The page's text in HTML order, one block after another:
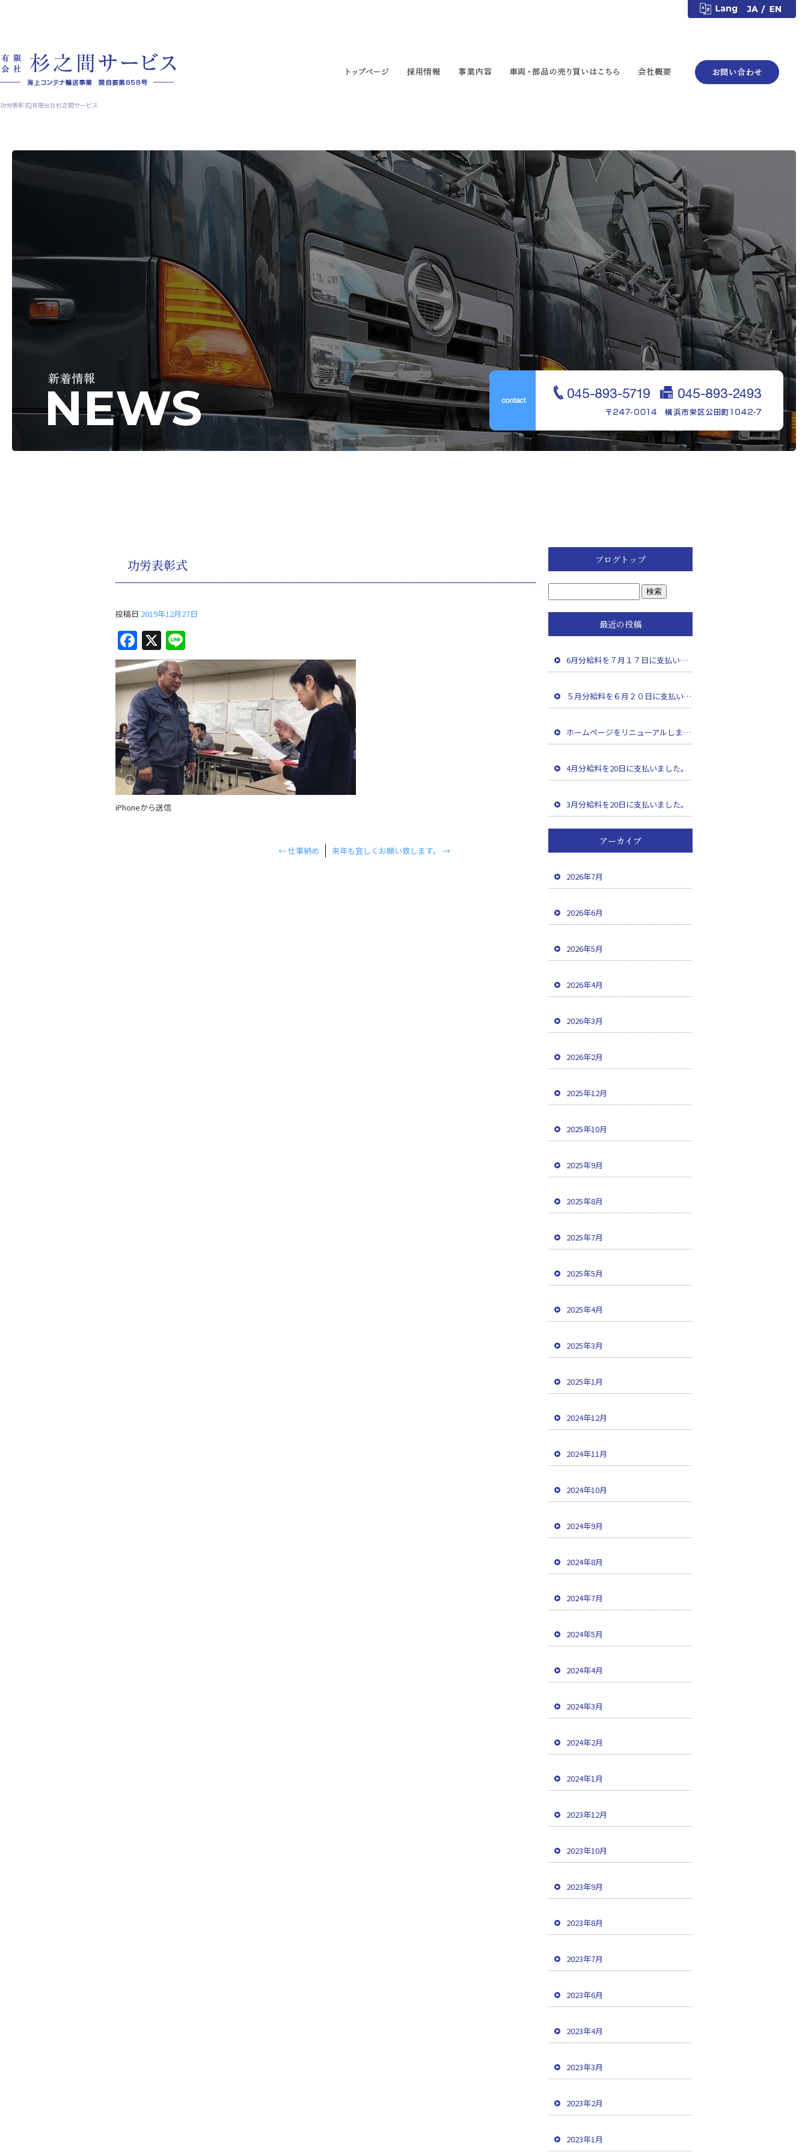
功労表彰式|有限会社杉之間サービス
功労表彰式
投稿日 2019年12月27日
F
a
c
e
b
o
o
k
X
n
e
iPhoneから送信
←仕事納め 来年も宜しくお願い致します。 →
ブログトップ
最近の投稿
6月分給料を７月１７日に支払いました。
５月分給料を６月２０日に支払いました。
ホームページをリニューアルしました。
4月分給料を20日に支払いました。
3月分給料を20日に支払いました。
アーカイブ
2026年7月
2026年6月
2026年5月
2026年4月
2026年3月
2026年2月
2025年12月
2025年10月
2025年9月
2025年8月
2025年7月
2025年5月
2025年4月
2025年3月
2025年1月
2024年12月
2024年11月
2024年10月
2024年9月
2024年8月
2024年7月
2024年5月
2024年4月
2024年3月
2024年2月
2024年1月
2023年12月
2023年10月
2023年9月
2023年8月
2023年7月
2023年6月
2023年4月
2023年3月
2023年2月
2023年1月